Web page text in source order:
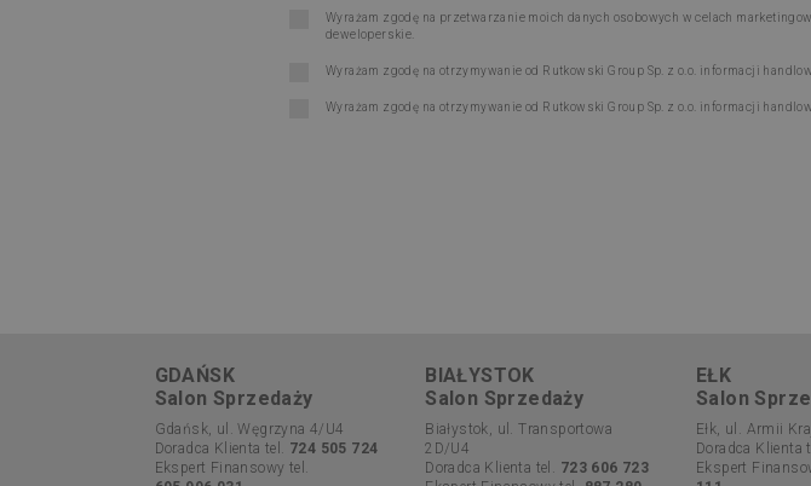
Wyrażam zgodę na przetwarzanie moich danych osobowych w celach
deweloperskie.
Wyrażam zgodę na otrzymywanie od Rutkowski Group Sp. z o.o. informacji
Wyrażam zgodę na otrzymywanie od Rutkowski Group Sp. z o.o. informacji
GDAŃSK
Salon Sprzedaży
Gdańsk, ul. Węgrzyna 4/U4
Doradca Klienta tel. 724 505 724
Ekspert Finansowy tel.
BIAŁYSTOK
Salon Sprzedaży
Białystok, ul. Transportowa
2D/U4
Doradca Klienta tel. 723 606 723
EŁK
Salon
Ełk, ul. Armii
Doradca Klienta
Ekspert